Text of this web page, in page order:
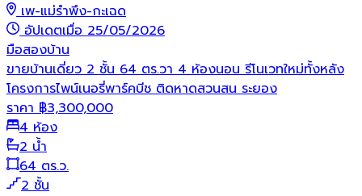
เพ-แม่รำพึง-กะเฉด
อัปเดตเมื่อ 25/05/2026
มือสองบ้าน
ขายบ้านเดี่ยว 2 ชั้น 64 ตร.วา 4 ห้องนอน รีโนเวทใหม่ทั้งหลัง
โครงการไพน์เนอรี่พาร์คบีช ติดหาดสวนสน ระยอง
ราคา ฿3,300,000
4 ห้อง
2 น้ำ
64 ตร.ว.
2 ชั้น